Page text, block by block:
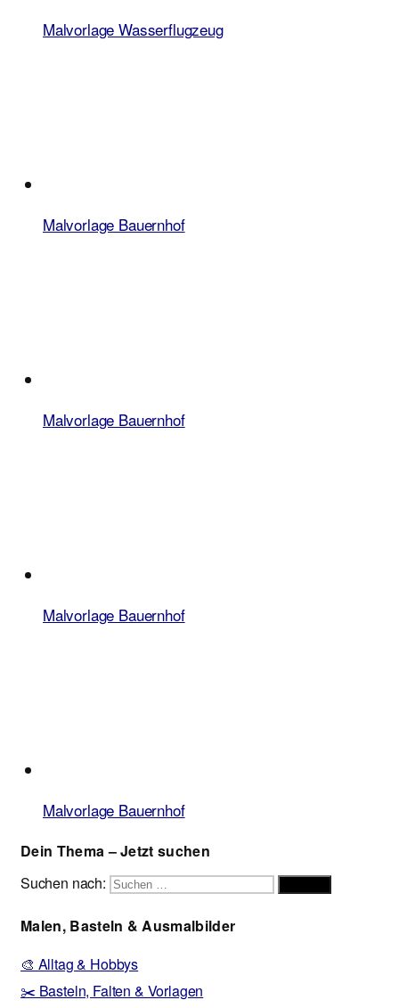
Malvorlage Wasserflugzeug
Malvorlage Bauernhof
Malvorlage Bauernhof
Malvorlage Bauernhof
Malvorlage Bauernhof
Dein Thema – Jetzt suchen
Suchen nach:
Malen, Basteln & Ausmalbilder
🎨 Alltag & Hobbys
✂️ Basteln, Falten & Vorlagen